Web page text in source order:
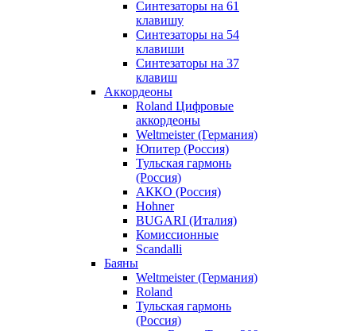
Синтезаторы на 61
клавишу
Синтезаторы на 54
клавиши
Синтезаторы на 37
клавиш
Аккордеоны
Roland Цифровые
аккордеоны
Weltmeister (Германия)
Юпитер (Россия)
Тульская гармонь
(Россия)
АККО (Россия)
Hohner
BUGARI (Италия)
Комиссионные
Scandalli
Баяны
Weltmeister (Германия)
Roland
Тульская гармонь
(Россия)